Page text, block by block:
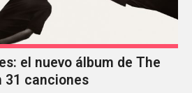
el nuevo álbum de The
31 canciones